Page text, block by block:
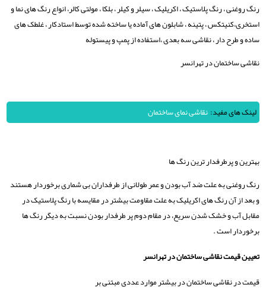
رنگ روغنی ، رنگ پلاستیک ، اکریلیک ، سیلر و کیلر ، بلکا ، مولتی کالر، انواع رنگ های نما و
استخری،کنیتکس ، پتینه ، شابلون های آماده یا ساخته شده توسط استادکار ، غلطک های
ساده و طرح دار ، نقاشی سه بعدی ،استفاده از پمپ و پیستوله
نقاشی ساختمان در تهرانسر
لینک های مفید: نقاشی نمای ساختمان
بهترین و پرطرفدار ترین رنگ ها
رنگ روغنی به علت ضد آب بودن و عمر طولانی از طرفداران بی شماری برخوردار هستند
و بعد از آن رنگ های اکریلیک به علت مقاومت بیشتر در مقایسه با رنگ پلاستیک در
مقابل آب و خشک شدن سریع، در مقام دوم پر طرفدار بودن نسبت به دیگر رنگ ها
برخوردار است .
تعیین قیمت نقاشی ساختمان در تهرانسر
قیمت در نقاشی ساختمان در بیشتر موارد عددی مبتنی بر